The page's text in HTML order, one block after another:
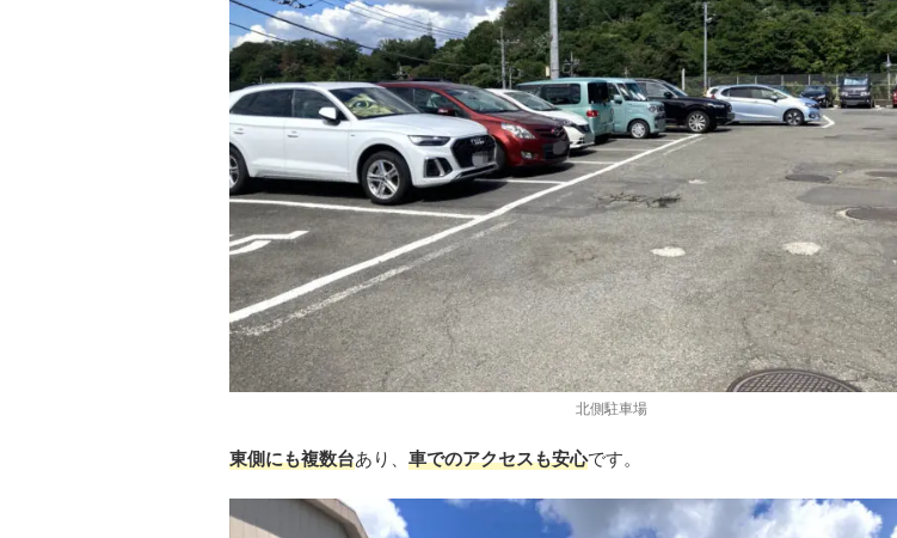
北側駐車場
東側にも複数台あり、 車でのアクセスも安心です。